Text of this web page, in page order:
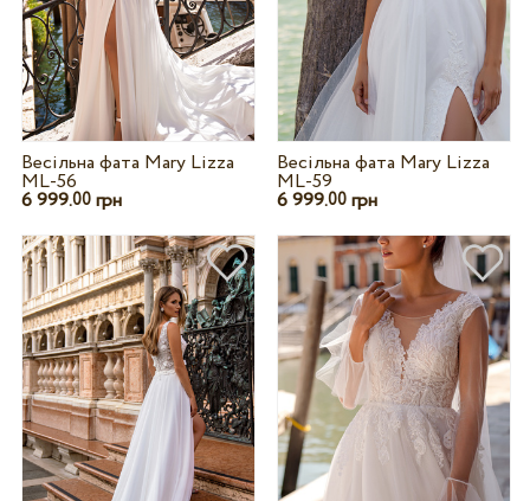
Весільна фата Mary Lizza
ML-56
6 999.00грн
Весільна фата Mary Lizza
ML-59
6 999.00 грн